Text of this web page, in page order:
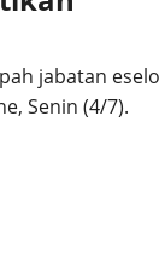
jabatan
Senin (4/7).